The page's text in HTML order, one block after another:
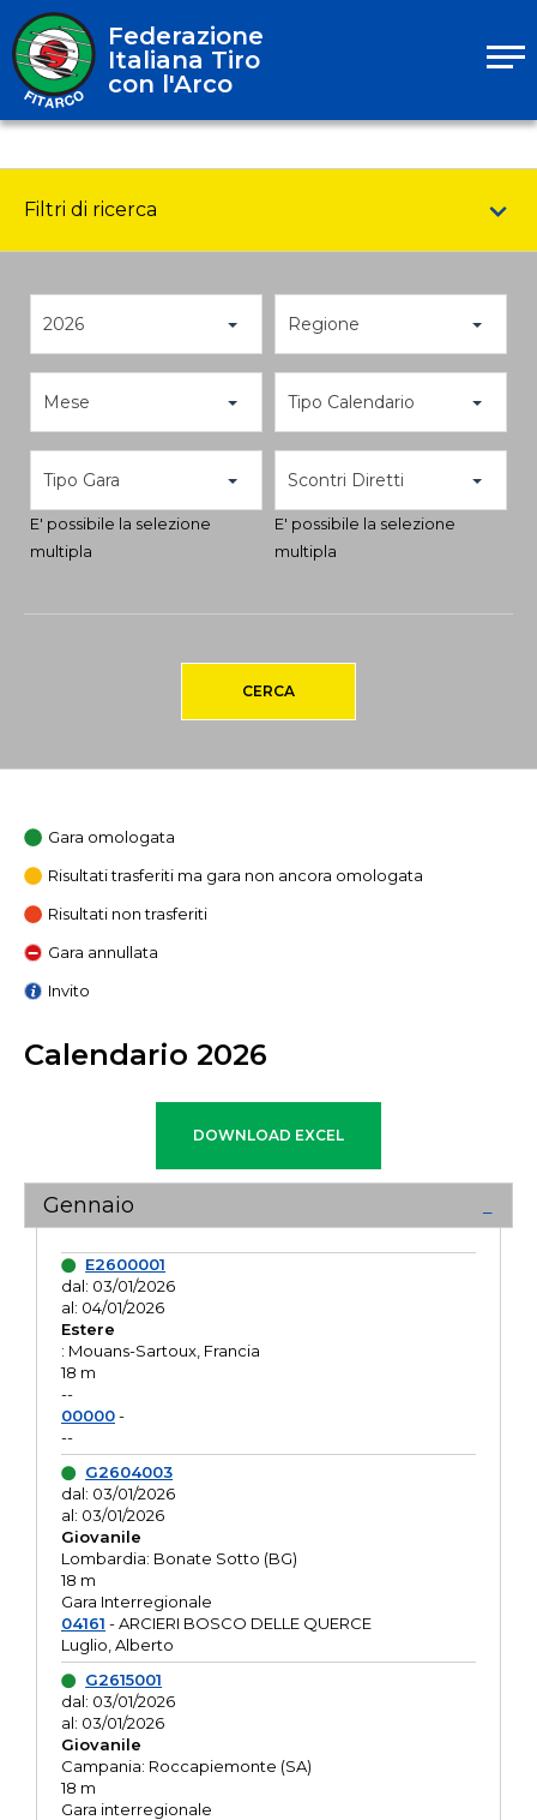
Federazione
Italiana Tiro
con l'Arco
Filtri di ricerca
2026 Regione
Mese Tipo Calendario
Tipo Gara
E' possibile la selezione
multipla
Scontri Diretti
E' possibile la selezione
multipla
CERCA
Gara omologata
Risultati trasferiti ma gara non ancora omologata
Risultati non trasferiti
Gara annullata
Invito
Calendario 2026
Gennaio
E2600001
dal: 03/01/2026
al: 04/01/2026
Estere
: Mouans-Sartoux, Francia
18 m
--
00000-
--
G2604003
dal: 03/01/2026
al: 03/01/2026
Giovanile
Lombardia: Bonate Sotto (BG)
18 m
Gara Interregionale
04161 - ARCIERI BOSCO DELLE QUERCE
Luglio, Alberto
G2615001
dal: 03/01/2026
al: 03/01/2026
Giovanile
Campania: Roccapiemonte (SA)
18 m
Gara interregionale